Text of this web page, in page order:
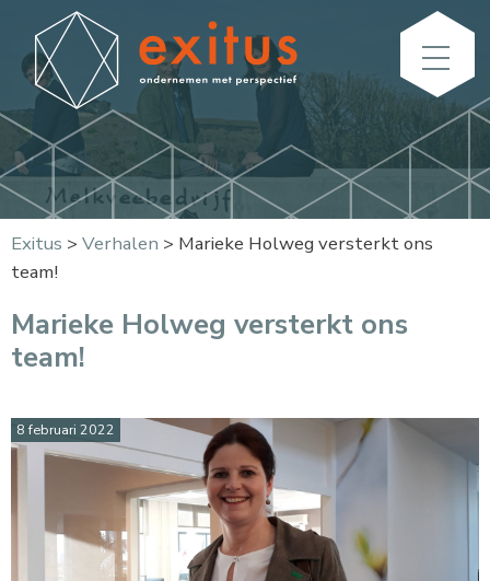
Exitus > Verhalen > Marieke Holweg versterkt ons
team!
Marieke Holweg versterkt ons
team!
8 februari 2022